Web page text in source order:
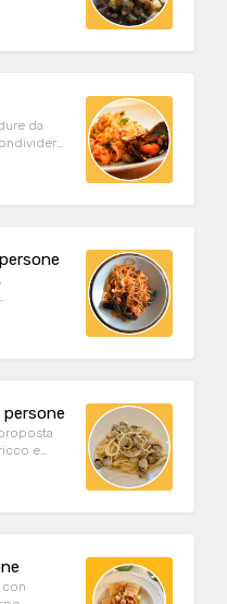
da
persone
e
con